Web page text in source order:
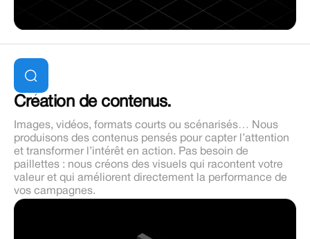
Création de contenus.
Images, vidéos, formats courts ou scénarisés… Nous
produisons des contenus pensés pour capter l’attention
et transformer l’intérêt en action. Pas besoin de
paillettes : nous créons des visuels qui racontent votre
valeur et qui améliorent directement la performance de
vos campagnes.